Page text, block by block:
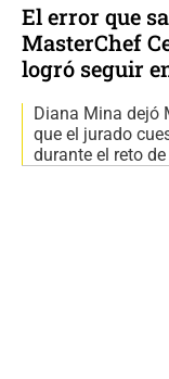
El error que
MasterChef
logró seguir
Diana Mina dejó
que el jurado
durante el reto